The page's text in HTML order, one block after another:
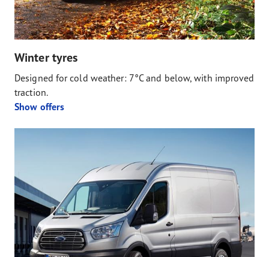
Winter tyres
Designed for cold weather: 7°C and below, with improved
traction.
Show offers